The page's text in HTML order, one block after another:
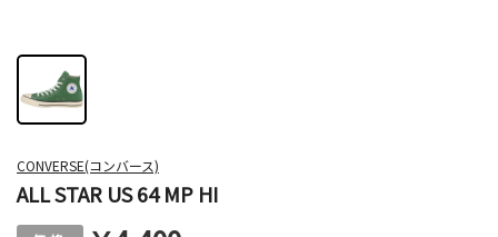
CONVERSE(コンバース)
ALL STAR US 64 MP HI